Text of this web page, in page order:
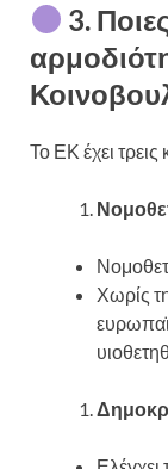
3.
Το ΕΚ έχει
Χωρίς